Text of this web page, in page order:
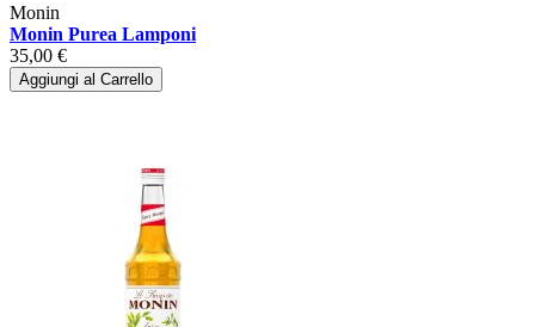
Monin
Monin Purea Lamponi
35,00 €
Aggiungi al Carrello